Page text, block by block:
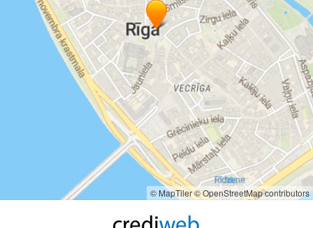
© MapTiler© OpenStreetMap contributors